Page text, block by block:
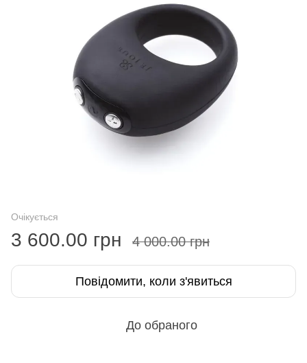
Очікується
3 600.00 грн 4 000.00 грн
Повідомити, коли з'явиться
До обраного